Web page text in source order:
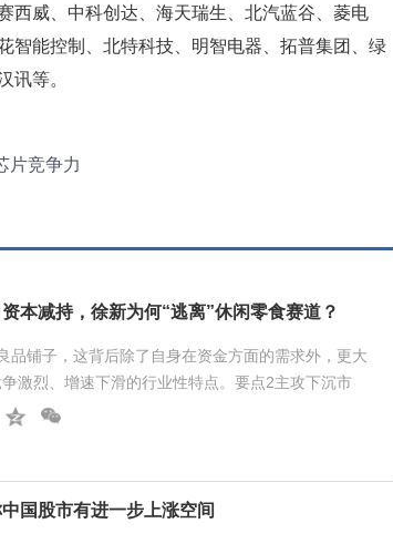
西威、中科创达、海天瑞生、北汽蓝谷、菱电
智能控制、北特科技、明智电器、拓普集团、绿
讯等。
片竞争力
本减持，徐新为何“逃离”休闲零食赛道？
品铺子，这背后除了自身在资金方面的需求外，更大
激烈、增速下滑的行业性特点。要点2主攻下沉市
对量贩零食店的崛...
国股市有进一步上涨空间